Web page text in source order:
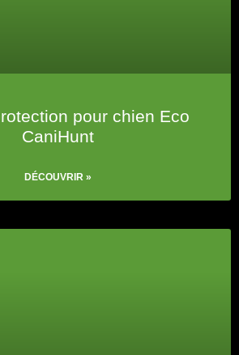
pour chien Eco
CaniHunt
DÉCOUVRIR »